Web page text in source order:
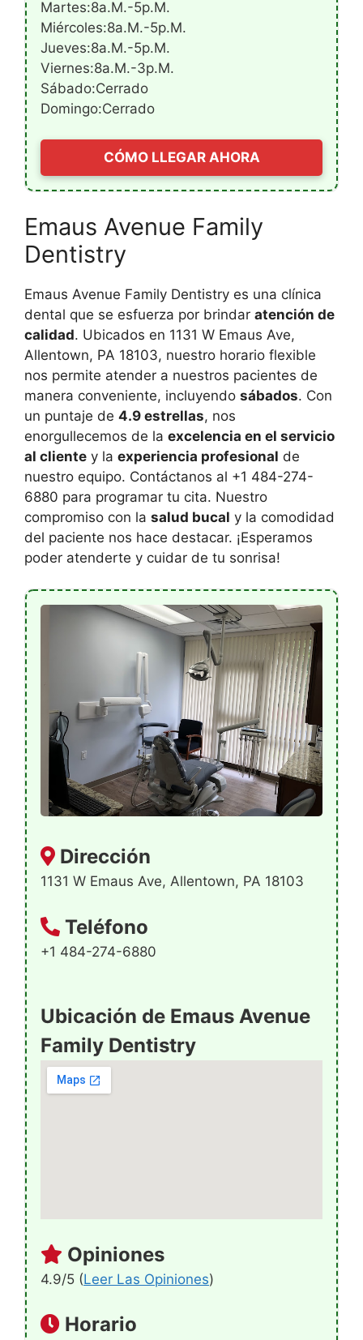
Martes:8a.m.-5p.m.
Miércoles:8a.m.-5p.m.
Jueves:8a.m.-5p.m.
Viernes:8a.m.-3p.m.
Sábado:Cerrado
Domingo:Cerrado
CÓMO LLEGAR AHORA
Emaus Avenue Family
Dentistry
Emaus Avenue Family Dentistry es una clínica
dental que se esfuerza por brindar atención de
calidad. Ubicados en 1131 W Emaus Ave,
Allentown, PA 18103, nuestro horario flexible
nos permite atender a nuestros pacientes de
manera conveniente, incluyendo sábados. Con
un puntaje de 4.9 estrellas, nos
enorgullecemos de la excelencia en el servicio
al cliente y la experiencia profesional de
nuestro equipo. Contáctanos al +1 484-274-
6880 para programar tu cita. Nuestro
compromiso con la salud bucal y la comodidad
del paciente nos hace destacar. ¡Esperamos
poder atenderte y cuidar de tu sonrisa!
Dirección
1131 W Emaus Ave, Allentown, PA 18103
Teléfono
+1 484-274-6880
Ubicación de Emaus Avenue
Family Dentistry
Opiniones
4.9/5 (Leer Las Opiniones)
Horario